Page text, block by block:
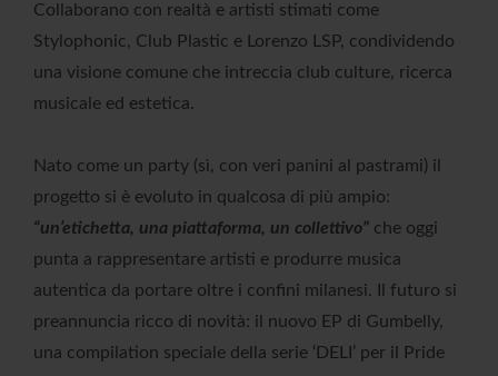
Collaborano con realtà e artisti stimati come
Stylophonic, Club Plastic e Lorenzo LSP, condividendo
una visione comune che intreccia club culture, ricerca
musicale ed estetica.
Nato come un party (sì, con veri panini al pastrami) il
progetto si è evoluto in qualcosa di più ampio:
“un’etichetta, una piattaforma, un collettivo” che oggi
punta a rappresentare artisti e produrre musica
autentica da portare oltre i confini milanesi. Il futuro si
preannuncia ricco di novità: il nuovo EP di Gumbelly,
una compilation speciale della serie ‘DELI’ per il Pride